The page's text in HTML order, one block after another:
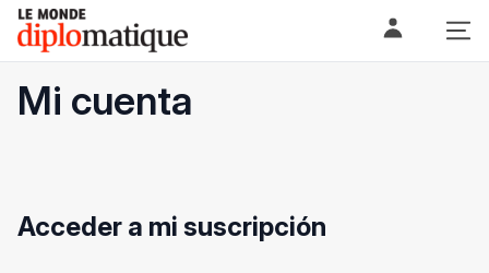
Skip
content
Le monde diplomatique
Mi cuenta
Acceder a mi suscripción